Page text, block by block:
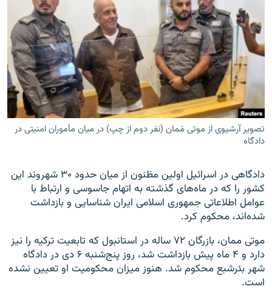
به ما بپیوندید
زبان‌های دیگر
تصویر آرشیوی از موتی مَمان (نفر دوم از چپ) در میان مأموران امنیتی در
دادگاه
دادگاهی در اسرائیل اولین مظنون از میان حدود ۳۰ شهروند این
کشور را که در ماه‌های گذشته به اتهام جاسوسی و ارتباط با
عوامل اطلاعاتی جمهوری اسلامی ایران شناسایی و بازداشت
شده‌اند، محکوم کرد.
موتی ممان، بازرگان ۷۲ ساله در استانبول که تابعیت ترکیه را نیز
دارد و ۴ ماه پیش بازداشت شد، روز پنج‌شنبه ۶ دی در دادگاه
شهر بئرشبع محکوم شد. هنوز میزان محکومیت او تعیین نشده
است.